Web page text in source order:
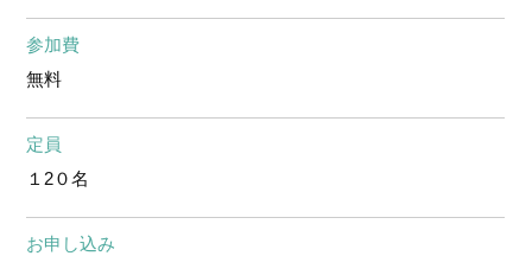
参加費
無料
定員
１2０名
お申し込み